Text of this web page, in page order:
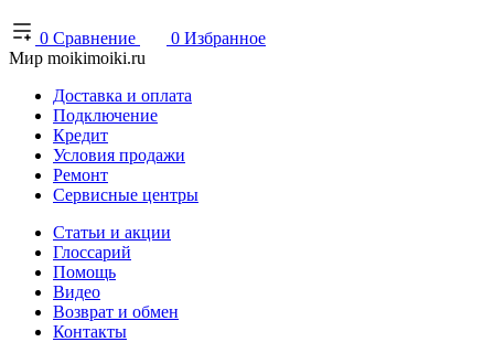
0 Сравнение 0 Избранное
Мир moikimoiki.ru
Доставка и оплата
Подключение
Кредит
Условия продажи
Ремонт
Сервисные центры
Статьи и акции
Глоссарий
Помощь
Видео
Возврат и обмен
Контакты